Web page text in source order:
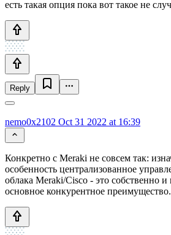
есть такая опция пока вот такое не
Reply
nemo0x2102 Oct 31 2022 at 16:39
Конкретно с Meraki не совсем так:
особенность централизованное
облака Meraki/Cisco - это собственно
основное конкурентное преимущество.